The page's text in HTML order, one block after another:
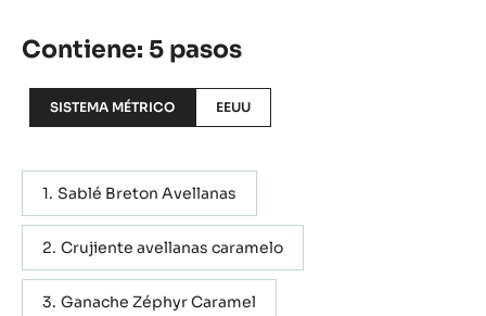
Contiene: 5 pasos
SISTEMA MÉTRICO EEUU
Sablé Breton Avellanas
Crujiente avellanas caramelo
Ganache Zéphyr Caramel